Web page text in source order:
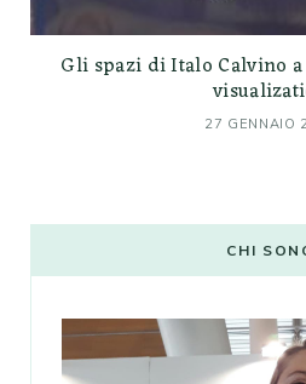
Gli spazi di Italo Calvino
27 GENNAIO
CHI